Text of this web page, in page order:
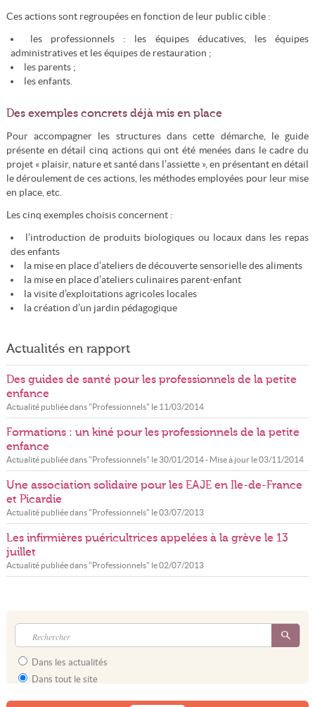
Ces actions sont regroupées en fonction de leur public cible :
les professionnels : les équipes éducatives, les équipes
administratives et les équipes de restauration ;
les parents ;
les enfants.
Des exemples concrets déjà mis en place
Pour accompagner les structures dans cette démarche, le guide
présente en détail cinq actions qui ont été menées dans le cadre du
projet « plaisir, nature et santé dans l’assiette », en présentant en détail
le déroulement de ces actions, les méthodes employées pour leur mise
en place, etc.
Les cinq exemples choisis concernent :
l’introduction de produits biologiques ou locaux dans les repas
des enfants
la mise en place d’ateliers de découverte sensorielle des aliments
la mise en place d’ateliers culinaires parent-enfant
la visite d’exploitations agricoles locales
la création d’un jardin pédagogique
Actualités en rapport
Des guides de santé pour les professionnels de la petite
enfance
Actualité publiée dans "Professionnels" le 11/03/2014
Formations : un kiné pour les professionnels de la petite
enfance
Actualité publiée dans "Professionnels" le 30/01/2014- Mise à jour le03/11/2014
Une association solidaire pour les EAJE en Ile-de-France
et Picardie
Actualité publiée dans "Professionnels" le03/07/2013
Les infirmières puéricultrices appelées à la grève le 13
juillet
Actualité publiée dans "Professionnels" le02/07/2013
Dans les actualités
Dans tout le site